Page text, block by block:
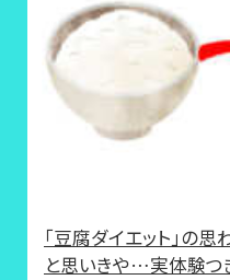
「豆腐ダイエット」の
と思いきや…実体験つ